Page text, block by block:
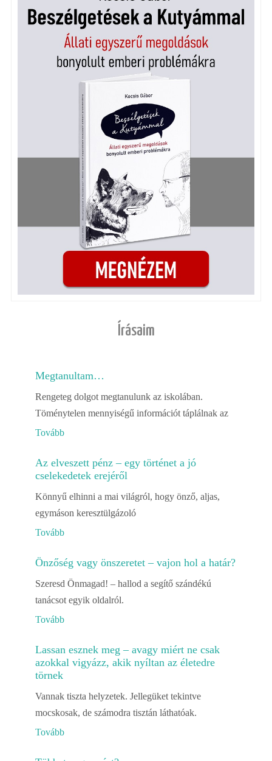
Írásaim
Megtanultam…
Rengeteg dolgot megtanulunk az iskolában.
Töménytelen mennyiségű információt táplálnak az
Tovább
Az elveszett pénz – egy történet a jó
cselekedetek erejéről
Könnyű elhinni a mai világról, hogy önző, aljas,
egymáson keresztülgázoló
Tovább
Önzőség vagy önszeretet – vajon hol a határ?
Szeresd Önmagad! – hallod a segítő szándékú
tanácsot egyik oldalról.
Tovább
Lassan esznek meg – avagy miért ne csak
azokkal vigyázz, akik nyíltan az életedre
törnek
Vannak tiszta helyzetek. Jellegüket tekintve
mocskosak, de számodra tisztán láthatóak.
Tovább